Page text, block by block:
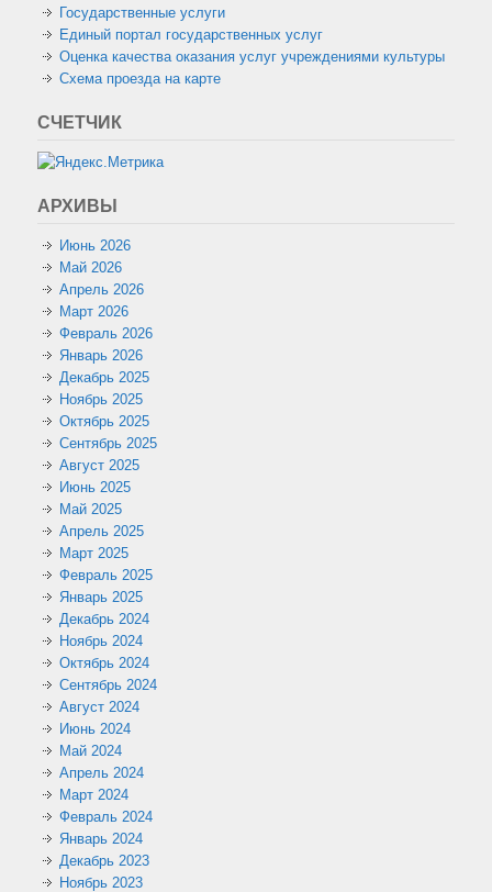
Государственные услуги
Единый портал государственных услуг
Оценка качества оказания услуг учреждениями культуры
Схема проезда на карте
СЧЕТЧИК
АРХИВЫ
Июнь 2026
Май 2026
Апрель 2026
Март 2026
Февраль 2026
Январь 2026
Декабрь 2025
Ноябрь 2025
Октябрь 2025
Сентябрь 2025
Август 2025
Июнь 2025
Май 2025
Апрель 2025
Март 2025
Февраль 2025
Январь 2025
Декабрь 2024
Ноябрь 2024
Октябрь 2024
Сентябрь 2024
Август 2024
Июнь 2024
Май 2024
Апрель 2024
Март 2024
Февраль 2024
Январь 2024
Декабрь 2023
Ноябрь 2023